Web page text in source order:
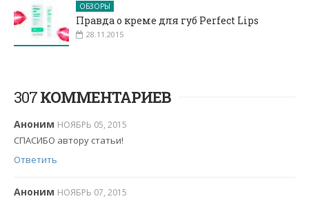
ОБЗОРЫ
Правда о креме для губ Perfect Lips
28.11.2015
307КОММЕНТАРИЕВ
Аноним НОЯБРЬ 05, 2015
СПАСИБО автору статьи!
Ответить
Аноним НОЯБРЬ 07, 2015